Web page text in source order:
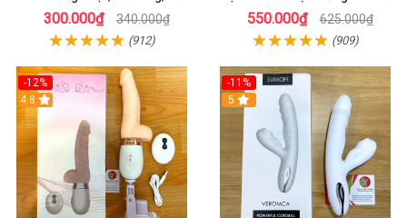
Tay Giá Rẻ
300.000₫ 340.000₫
(912)
Độ Rung
550.000₫ 625.000₫
(909)
-12%
4.8
-11%
5